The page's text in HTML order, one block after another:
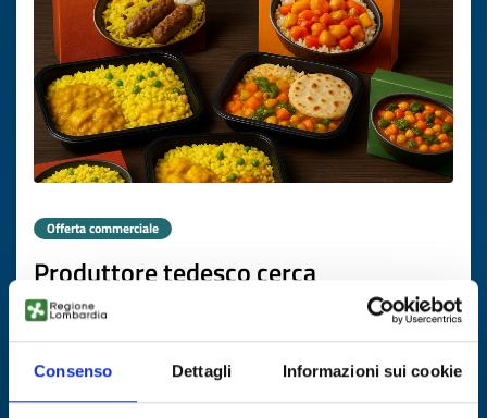
Consenso Dettagli Informazioni sui cookie
Offerta commerciale
Produttore tedesco cerca
rappresentanti per piatti etnici
ID EEN: BODE20251106005
SCOPRI DI PIÙ →